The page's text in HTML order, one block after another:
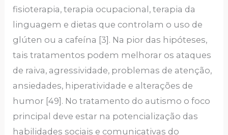
fisioterapia, terapia ocupacional, terapia da
linguagem e dietas que controlam o uso de
glúten ou a cafeína [3]. Na pior das hipóteses,
tais tratamentos podem melhorar os ataques
de raiva, agressividade, problemas de atenção,
ansiedades, hiperatividade e alterações de
humor [49]. No tratamento do autismo o foco
principal deve estar na potencialização das
habilidades sociais e comunicativas do